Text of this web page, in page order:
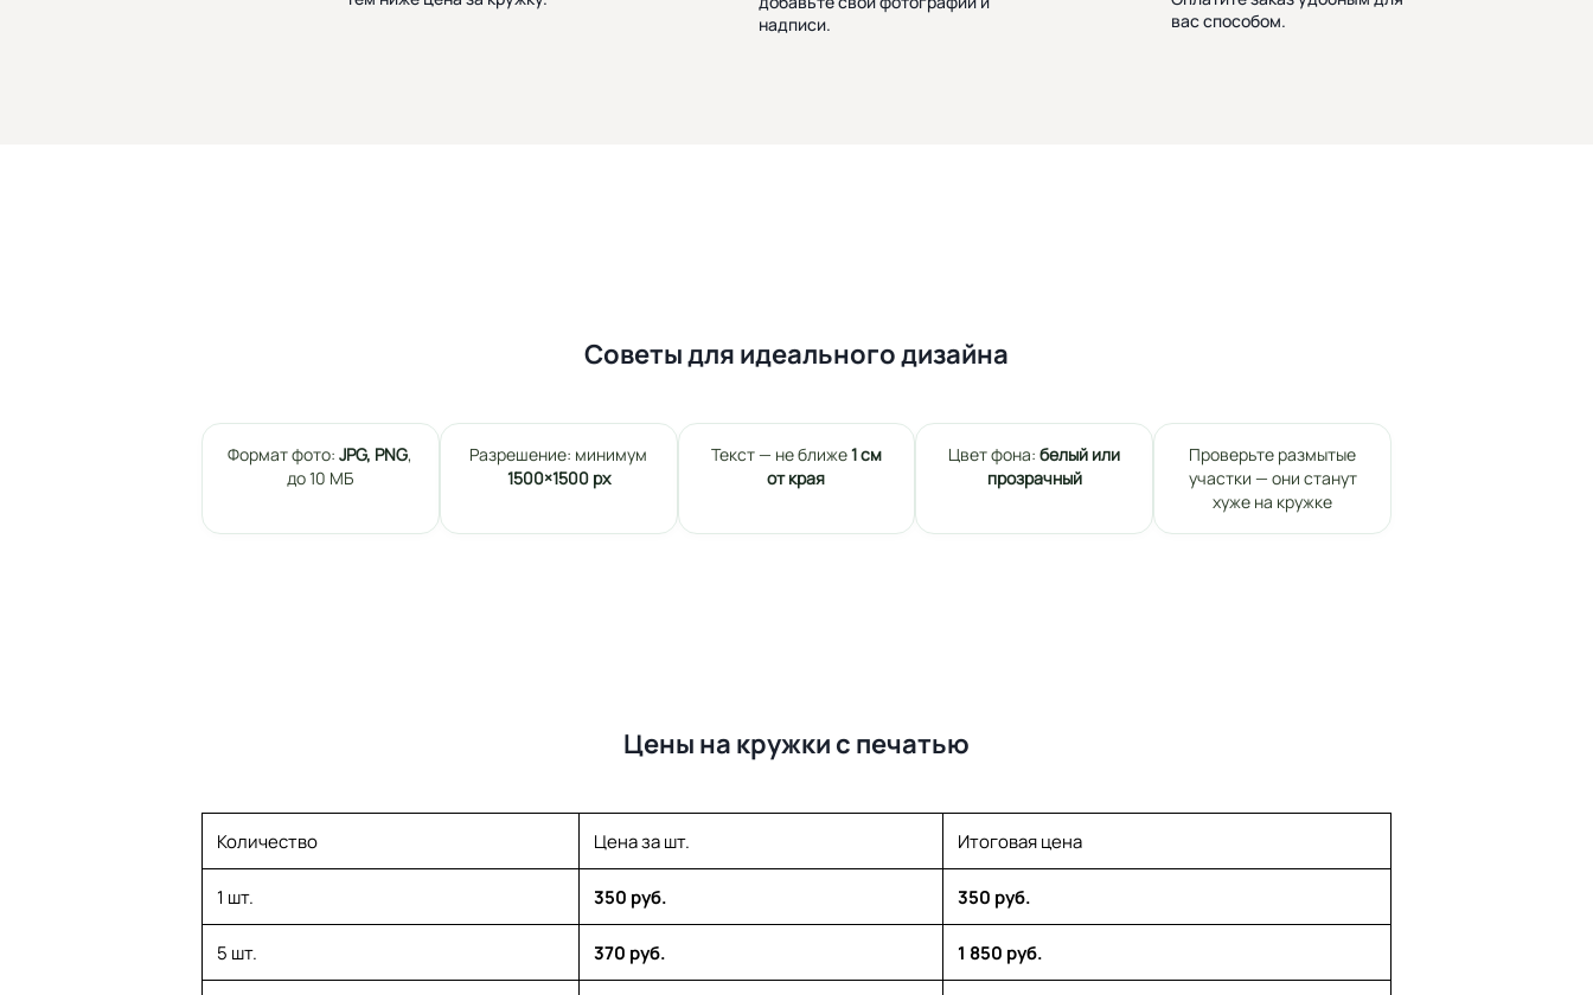
надписи.
вас способом.
Советы для идеального дизайна
Формат фото:JPG, PNG,
до 10 МБ
Разрешение: минимум
1500×1500 px
Текст — не ближе1 см
от края
Цвет фона:белый или
прозрачный
Проверьте размытые
участки — они станут
хуже на кружке
Цены на кружки с печатью
Количество Цена за шт. Итоговая цена
1 шт. 350 руб. 350 руб.
5 шт. 370 руб. 1 850 руб.